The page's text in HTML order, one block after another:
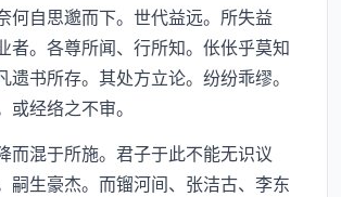
何自思邈而下。世代益远。所失益
者。各尊所闻、行所知。伥伥乎莫知
遗书所存。其处方立论。纷纷乖缪。
或经络之不审。
混于所施。君子于此不能无识议
嗣生豪杰。而镏河间、张洁古、李东